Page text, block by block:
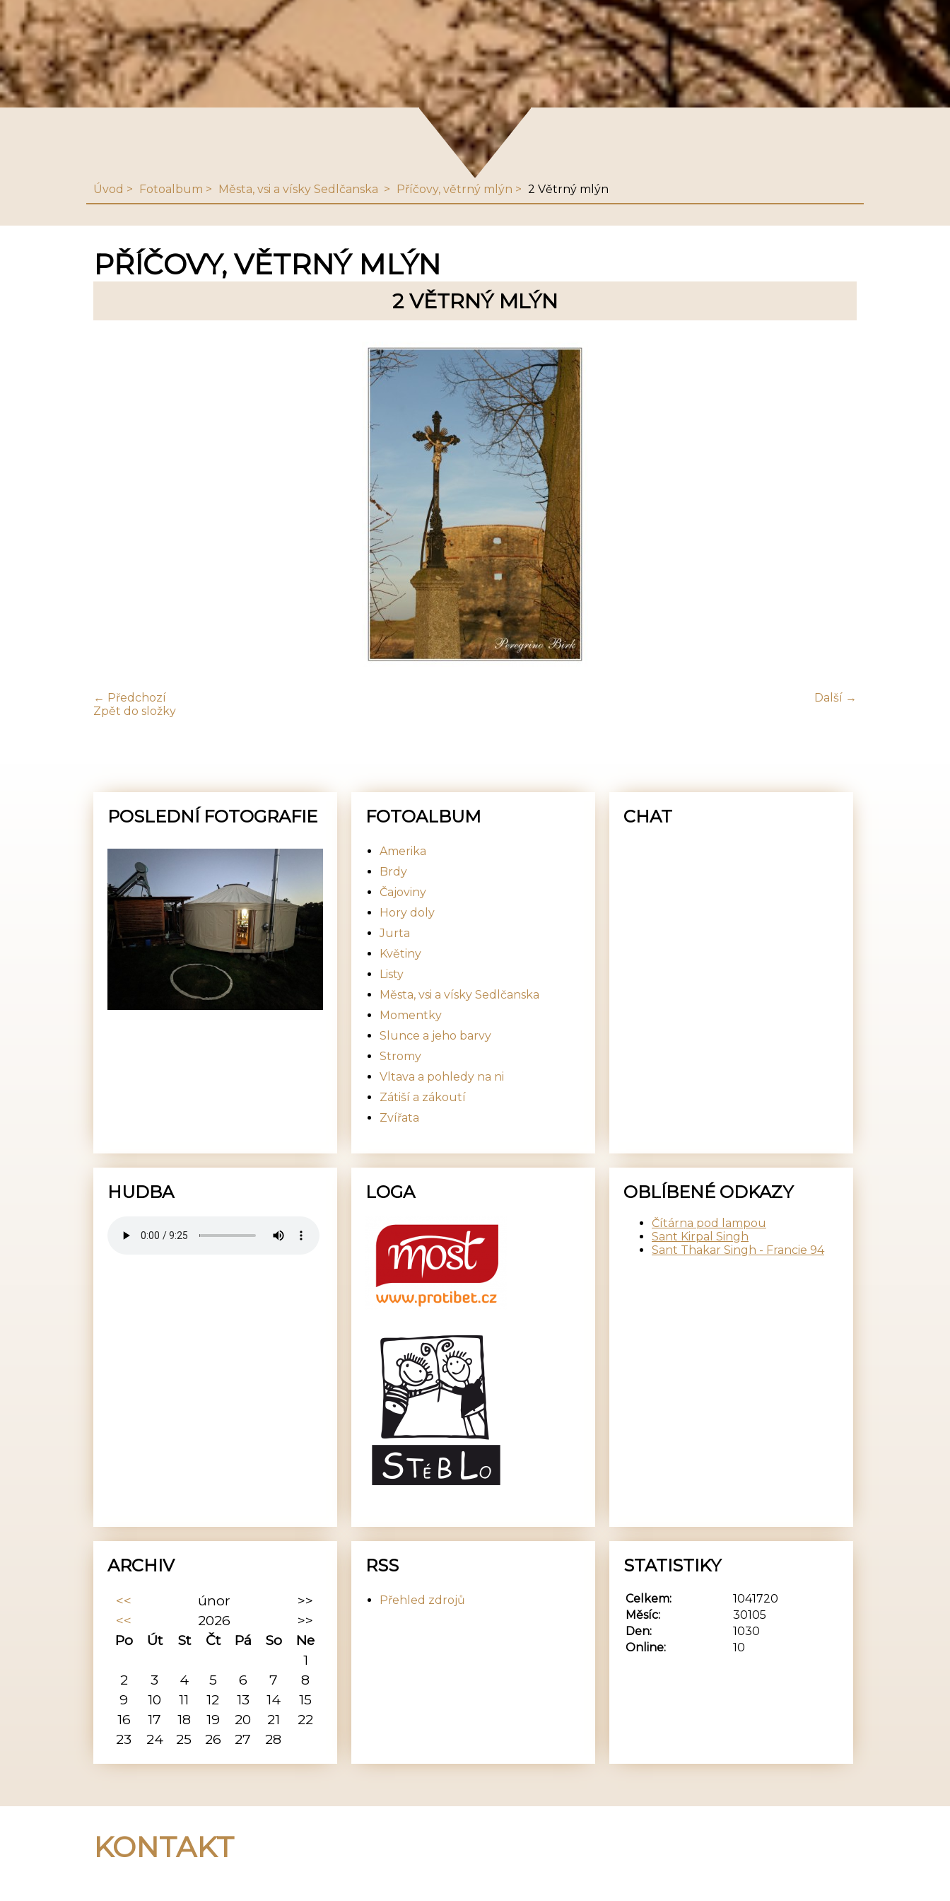
Úvod Fotoalbum Města, vsi a vísky Sedlčanska Příčovy, větrný mlýn 2 Větrný mlýn
PŘÍČOVY, VĚTRNÝ MLÝN
2 VĚTRNÝ MLÝN
← Předchozí
Další →
Zpět do složky
POSLEDNÍ FOTOGRAFIE FOTOALBUM
Amerika
Brdy
Čajoviny
Hory doly
Jurta
Květiny
Listy
Města, vsi a vísky Sedlčanska
Momentky
Slunce a jeho barvy
Stromy
Vltava a pohledy na ni
Zátiší a zákoutí
Zvířata
CHAT
HUDBA LOGA OBLÍBENÉ ODKAZY
Čítárna pod lampou
Sant Kirpal Singh
Sant Thakar Singh - Francie 94
ARCHIV
<< únor
>>
<<
2026
>>
Po
Út St Čt Pá So
Ne
1
2
3 4 5 6 7
8
9
10 11 12 13 14
15
16
17 18 19 20 21
22
23
24 25 26 27 28
RSS
Přehled zdrojů
STATISTIKY
Online: 10
Celkem:
1041720
Měsíc:
30105
Den:
1030
KONTAKT